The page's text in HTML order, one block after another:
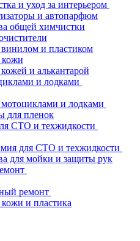
и уход за интерьером
и автопарфюм
общей химчистки
винилом и пластиком
кожи
кожей и алькантарой
и лодками
мотоциклами и лодками
для пленок
СТО и техжидкости
для СТО и техжидкости
для мойки и защиты рук
ремонт
и пластика